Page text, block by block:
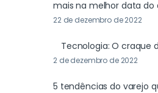
mais na melhor data do
22 de dezembro de 2022
Tecnologia: O craque
2 de dezembro de 2022
5 tendências do varejo